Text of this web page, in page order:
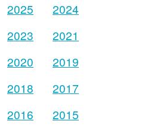
2025
2024
2023
2021
2020
2019
2018
2017
2016
2015